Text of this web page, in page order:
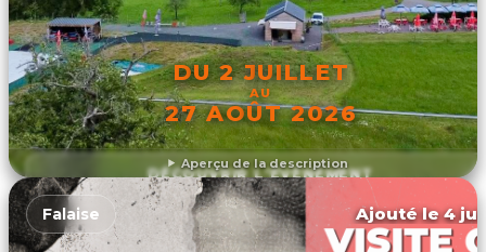
Aperçu de la description
DU 2 JUILLET
AU
27 AOÛT 2026
DÉCOUVRIR L'ÉVÉNEMENT
Falaise Ajouté le 4